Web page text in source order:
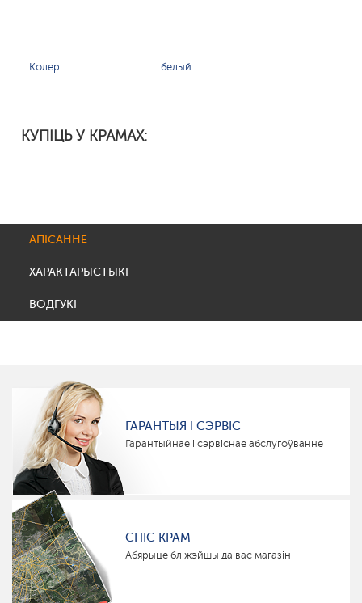
Колер белый
КУПІЦЬ У КРАМАХ:
АПІСАННЕ
ХАРАКТАРЫСТЫКІ
ВОДГУКІ
ГАРАНТЫЯ І СЭРВІС
Гарантыйнае і сэрвіснае абслугоўванне
СПІС КРАМ
Абярыце бліжэйшы да вас магазін